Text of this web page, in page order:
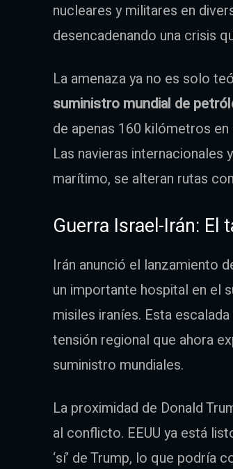
nucleares y militares en
desencadenando una crisis
La amenaza ya no es solo
suministro mundial de
de apenas 160 kilómetros
Las navieras
marítimo, se alteran rutas
Guerra Israel-Irán: El
Irán anunció el lanzamiento
un importante hospital en el
misiles iraníes. Esta
tensión regional que ahora
suministro mundiales.
La proximidad de Donald
al conflicto. EEUU ya está
‘sí’ de Trump, lo que podría